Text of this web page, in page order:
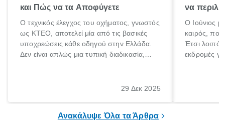
και Πώς να τα Αποφύγετε
Ο τεχνικός έλεγχος του οχήματος, γνωστός
ως ΚΤΕΟ, αποτελεί μία από τις βασικές
υποχρεώσεις κάθε οδηγού στην Ελλάδα.
Δεν είναι απλώς μια τυπική διαδικασία,
οδηγών και του περιβάλλοντος. Ωστόσο,
29 Δεκ 2025
να
Ο Ιούνιος
καιρός, που
Έτσι
εκδρομές
Ανακάλυψε Όλα τα Άρθρα